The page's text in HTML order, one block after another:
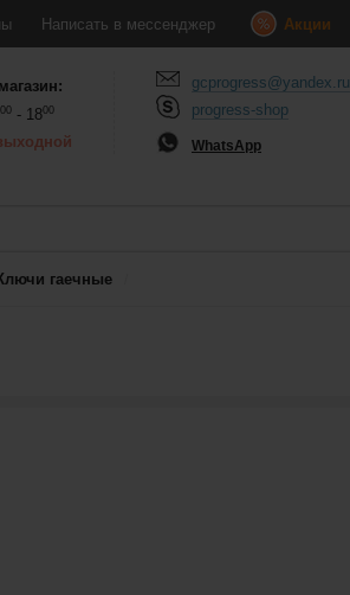
Написать в мессенджер Акции
00 - 1800
gcprogress@yandex.ru
progress-shop
WhatsApp
Ключи гаечные